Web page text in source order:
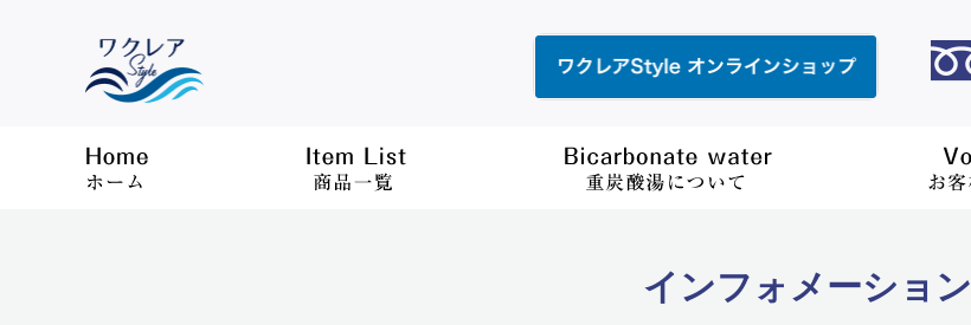
インフォメーション